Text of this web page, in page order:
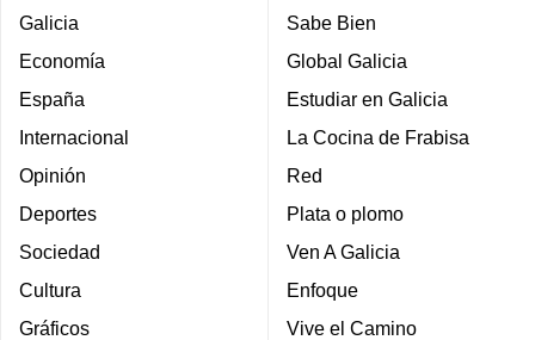
Galicia
Economía
España
Internacional
Opinión
Deportes
Sociedad
Cultura
Gráficos
Sabe Bien
Global Galicia
Estudiar en Galicia
La Cocina de Frabisa
Red
Plata o plomo
Ven A Galicia
Enfoque
Vive el Camino